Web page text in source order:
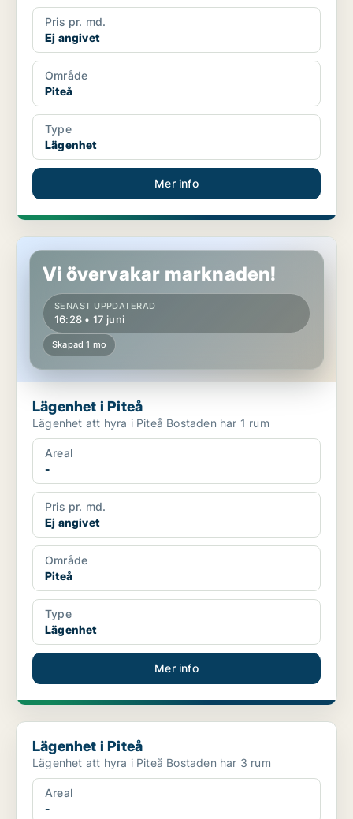
Pris pr. md.
Ej angivet
Område
Piteå
Type
Lägenhet
Mer info
Lägenhet i Piteå
Vi övervakar marknaden!
SENAST UPPDATERAD
16:28 • 17 juni
Skapad 1 mo
Lägenhet i Piteå
Lägenhet att hyra i Piteå Bostaden har 1 rum
Areal
-
Pris pr. md.
Ej angivet
Område
Piteå
Type
Lägenhet
Mer info
Lägenhet i Piteå
Lägenhet i Piteå
Lägenhet att hyra i Piteå Bostaden har 3 rum
Areal
-